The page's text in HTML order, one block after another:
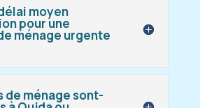
moyen
pour une
ménage urgente
de ménage sont-